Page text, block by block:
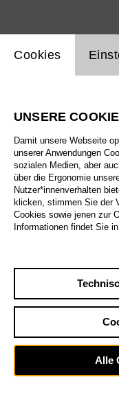
Einstellung
Cookies
UNSERE
Damit unsere Webseite
unserer Anwendungen
sozialen Medien, aber
über die Ergonomie
Nutzer*innenverhalten
klicken, stimmen Sie der
Cookies sowie jenen zur
Informationen findet Sie
Alle